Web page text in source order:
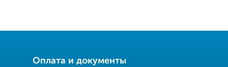
Оплата и документы